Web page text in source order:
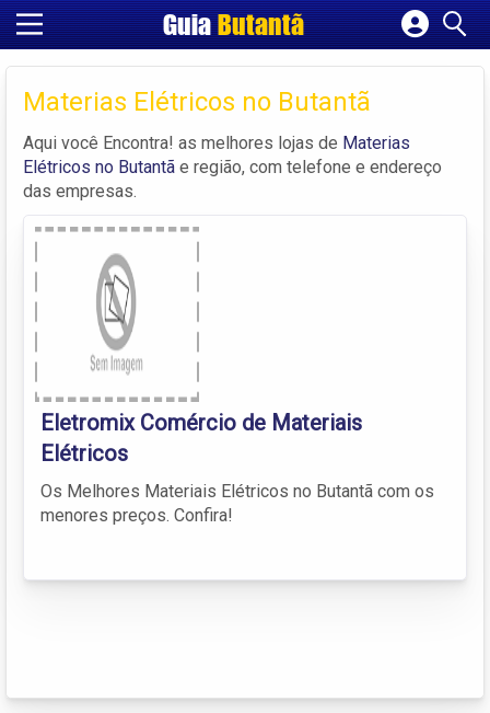
GuiaButantã
Cadastrar empresa
Criar conta
Materias Elétricos no Butantã
Aqui você Encontra! as melhores lojas de Materias
Elétricos no Butantã e região, com telefone e endereço
das empresas.
Eletromix Comércio de Materiais
Elétricos
Os Melhores Materiais Elétricos no Butantã com os
menores preços. Confira!